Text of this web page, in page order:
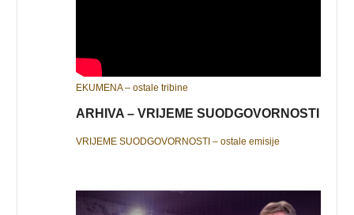
EKUMENA – ostale tribine
ARHIVA – VRIJEME SUODGOVORNOSTI
VRIJEME SUODGOVORNOSTI – ostale emisije